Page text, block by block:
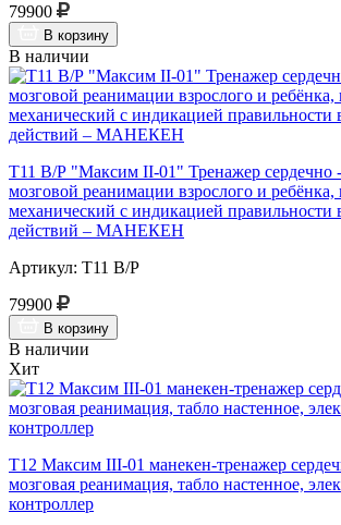
79900
В корзину
В наличии
Т11 В/Р "Максим II-01" Тренажер сердечно
мозговой реанимации взрослого и
механический с индикацией правильности
действий – МАНЕКЕН
Артикул: Т11 В/Р
79900
В корзину
В наличии
Хит
Т12 Максим III-01 манекен-тренажер
мозговая реанимация, табло настенное,
контроллер